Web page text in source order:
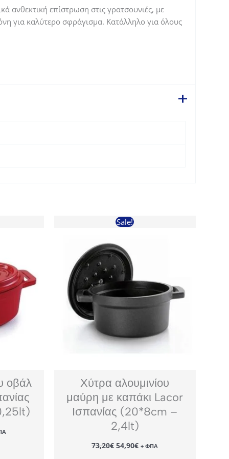
ανθεκτική επίστρωση στις γρατσουνιές, με
για καλύτερο σφράγισμα. Κατάλληλο για όλους
οβάλ
Sale!
Χύτρα αλουμινίου
μαύρη με καπάκι Lacor
Ισπανίας (20*8cm –
2,4lt)
73,20€ Original
price
54,90€Η
τρέχουσα
+ ΦΠΑ